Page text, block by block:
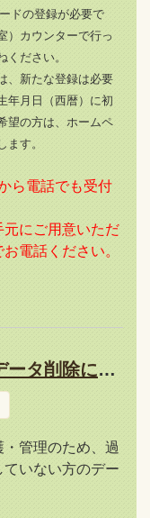
ドの登録が必要で
）カウンターで行っ
ださい。
、新たな登録は必要
年月日（西暦）に初
望の方は、ホームペ
す。
ら電話でも受付
にご用意いただ
電話ください。
図書館長期未利用者の登録データ削除について
管理のため、過
いない方のデー